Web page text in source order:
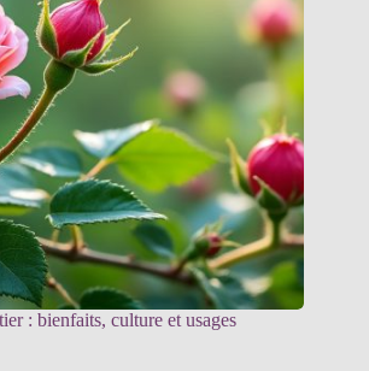
: bienfaits, culture et usages